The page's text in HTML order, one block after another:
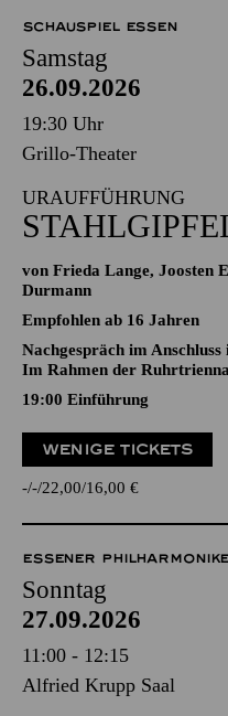
SCHAUSPIEL ESSEN
Samstag
26.09.2026
19:30 Uhr
Grillo-Theater
URAUFFÜHRUNG
von Frieda Lange, Joosten
Durmann
Empfohlen ab 16 Jahren
Nachgespräch im
Im Rahmen der
19:00 Einführung
WENIGE TICKETS
- - 22,00 16,00 €
ESSENER
Sonntag
27.09.2026
11:00 - 12:15
Alfried Krupp Saal